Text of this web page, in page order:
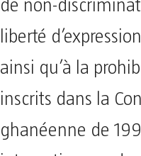
de non-
liberté
ainsi qu’à la
inscrits dans la
ghanéenne de